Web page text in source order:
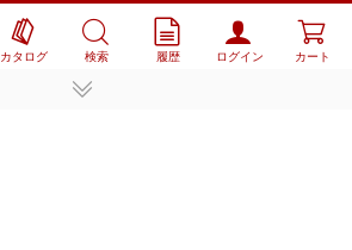
カタログ 検索 履歴 ログイン カート